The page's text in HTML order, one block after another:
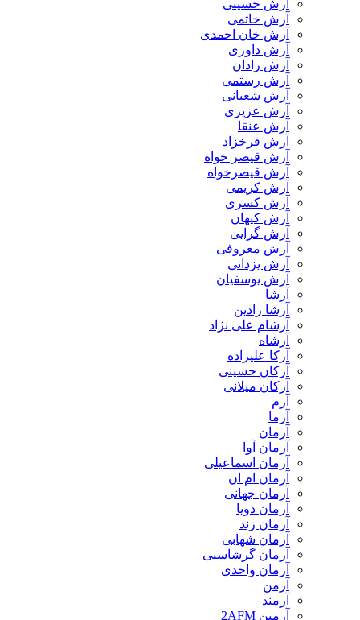
آرش حسینی
آرش خاتمی
آرش خان احمدی
آرش داوری
آرش رادان
آرش رستمى
آرش شعبانی
آرش عزیزی
آرش عنقا
آرش فرخزاد
آرش قیصر خواه
آرش قیصرخواه
آرش کریمی
آرش کسری
آرش کیهان
آرش گرایی
آرش معروفی
آرش یزدانی
آرش یوسفیان
آرشا
آرشا رادین
آرشام علی نژاد
آرشاه
آرکا علیزاده
آرکان حسینی
آرکان میلانی
آرم
آرما
آرمان
آرمان آوا
آرمان اسماعیلی
آرمان ام ان
آرمان جهانی
آرمان ذویا
آرمان زند
آرمان شهابی
آرمان گرشاسبی
آرمان واحدی
آرمن
آرمند
آرمین 2AFM